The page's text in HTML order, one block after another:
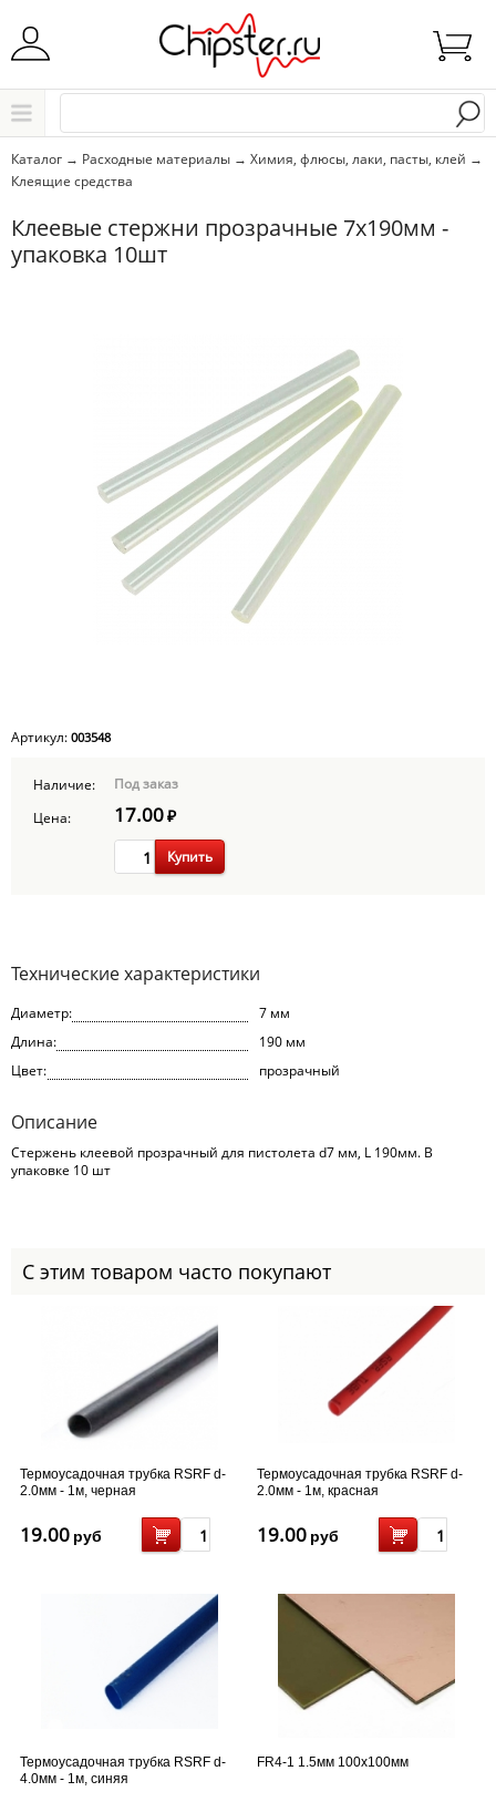
Начните водить название города..
Выбрать
Каталог → Расходные материалы → Химия, флюсы, лаки, пасты, клей →
Клеящие средства
Клеевые стержни прозрачные 7х190мм -
упаковка 10шт
Артикул: 003548
Наличие:
Под заказ
Цена:
17.00₽
Купить
Технические характеристики
Диаметр:
7 мм
Длина:
190 мм
Цвет:
прозрачный
Описание
Стержень клеевой прозрачный для пистолета d7 мм, L 190мм. В
упаковке 10 шт
С этим товаром часто покупают
Термоусадочная трубка RSRF d-
2.0мм - 1м, черная
19.00 руб
Термоусадочная трубка RSRF d-
2.0мм - 1м, красная
19.00 руб
Термоусадочная трубка RSRF d-
4.0мм - 1м, синяя
FR4-1 1.5мм 100x100мм